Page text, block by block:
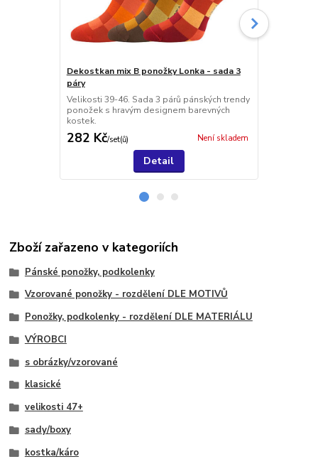
Dekostkan mix B ponožky Lonka - sada 3
páry
Velikosti 39-46. Sada 3 párů pánských trendy
ponožek s hravým designem barevných
kostek.
282 Kč/set(ů) Není skladem
Detail
Zboží zařazeno v kategoriích
Pánské ponožky, podkolenky
Vzorované ponožky - rozdělení DLE MOTIVŮ
Ponožky, podkolenky - rozdělení DLE MATERIÁLU
VÝROBCI
s obrázky/vzorované
klasické
velikosti 47+
sady/boxy
kostka/káro